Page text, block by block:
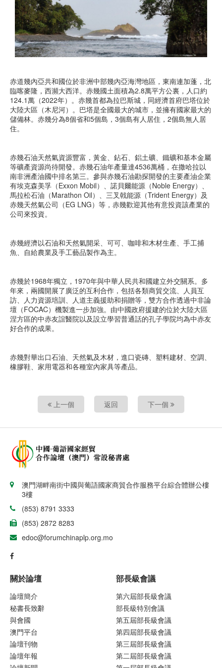
赤道幾內亞共和國位於非洲中部幾內亞海灣地區，東南連加蓬，北
臨喀麥隆，西瀕大西洋。赤幾國土面積為2.8萬平方公裏，人口約
124.1萬（2022年）。赤幾首都為拉巴斯城，同經濟首府巴塔位於
大陸大區（木尼河）。巴塔是全國最大的城市，並擁有國家最大的
儲備林。赤幾分為8個省和5個島，3個島有人居住，2個島無人居
住。
赤幾石油天然氣資源豐富，黃金、鉆石、鋁土礦、鐵礦和基本金屬
等礦產資源尚待開發。赤幾石油年產量達4536萬桶，在撒哈拉以
南非洲產油國中排名第三。參與赤幾石油勘探開發的主要產油企業
有埃克森美孚（Exxon Mobil）、諾貝爾能源（Noble Energy）、
馬拉松石油（Marathon Oil）、三叉戟能源（Trident Energy）及
赤幾天然氣公司（EG LNG）等，赤幾歡迎其他有意投資該產業的
公司來投資。
赤幾經濟以石油和天然氣開采、可可、咖啡和木材生產、手工捕
魚、自給農業及手工藝品製作為主。
赤幾於1968年獨立，1970年與中華人民共和國建立外交關系。多
年來，兩國開展了廣泛的互利合作，包括各類商貿交流、人員互
訪、人力資源培訓、人道主義援助和捐贈等，雙方合作透過中非論
壇（FOCAC）機製進一步加強。由中國政府援建的位於大陸大區
涅方區的中赤友誼醫院以及設立學習普通話的孔子學院均為中赤友
好合作的成果。
赤幾對華出口石油、天然氣及木材，進口瓷磚、塑料建材、空調、
橡膠鞋、家用電器和各種室內家具等產品。
上一個 返回 下一個
澳門湖畔南街中國與葡語國家商貿合作服務平台綜合體辦公樓
3樓
(853) 8791 3333
(853) 2872 8283
edoc@forumchinaplp.org.mo
關於論壇
論壇簡介
秘書長致辭
與會國
澳門平台
論壇刊物
論壇年報
部長級會議
第六屆部長級會議
部長級特別會議
第五屆部長級會議
第四屆部長級會議
第三屆部長級會議
第二屆部長級會議